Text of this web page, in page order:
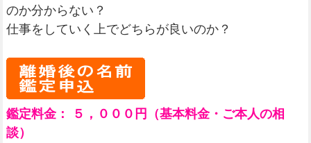
のか分からない？
仕事をしていく上でどちらが良いのか？
鑑定料金： ５，０００円（基本料金・ご本人の相
談）